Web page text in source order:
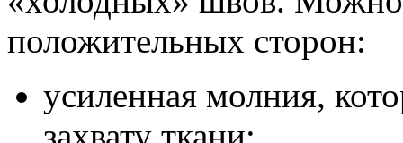
положительных сторон:
усиленная молния,
захвату ткани;